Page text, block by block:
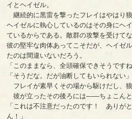
イとヘイゼル。
継続的に黒雷を撃ったフレイはやはり
ヘイゼルに執心しているのはその身にヘ
ているからである。敵群の攻撃を受けて
彼の堅牢な肉体あってこそだが、ヘイゼ
たのは間違いないだろう。
「このままなら、全頭確保できそうですね
「そうだな。だが油断してもいられない」
フレイが素早くその場から駆けだし、
彼が立ったその後ろには――ちょこんと
「これは不注意だったのです！ ありが
ん！」